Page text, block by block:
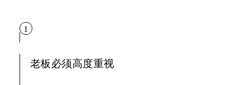
1
老板必须高度重视